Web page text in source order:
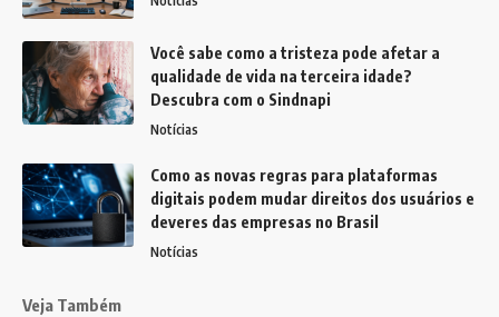
Você sabe como a tristeza pode afetar a
qualidade de vida na terceira idade?
Descubra com o Sindnapi
Notícias
Como as novas regras para plataformas
digitais podem mudar direitos dos usuários e
deveres das empresas no Brasil
Notícias
Veja Também